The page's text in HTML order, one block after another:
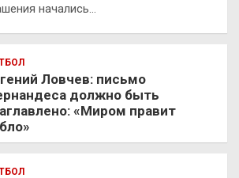
начались…
Ловчев: письмо
должно быть
«Миром правит